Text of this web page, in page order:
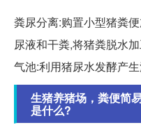
粪尿分离:购置小型猪粪
尿液和干粪,将猪粪脱水
气池:利用猪尿水发酵产生
生猪养猪场，粪便简
是什么?